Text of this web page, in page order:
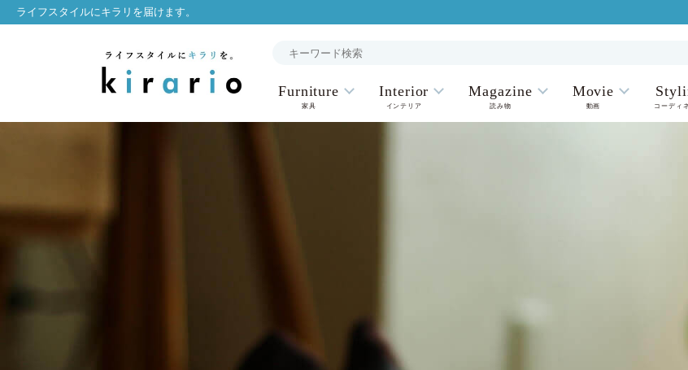
ライフスタイルにキラリを届けます。
Furniture
家具
Interior
インテリア
Magazine
読み物
Movie
動画 コーディ